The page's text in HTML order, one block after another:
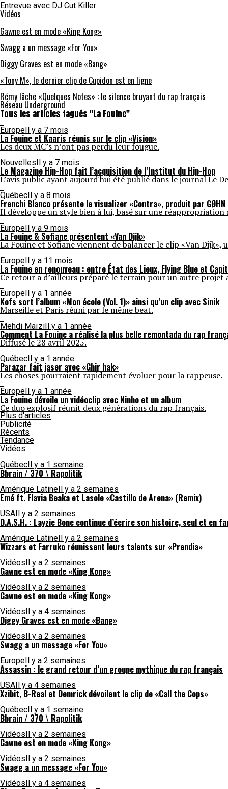
Entrevue avec DJ Cut Killer
Vidéos
Gawne est en mode «King Kong»
Swagg a un message «For You»
Diggy Graves est en mode «Bang»
«Tony M», le dernier clip de Cupidon est en ligne
Rémy lâche «Quelques Notes» : le silence bruyant du rap français
Réseau Underground
Tous les articles tagués "La Fouine"
EuropeIl y a 7 mois
La Fouine et Kaaris réunis sur le clip «Vision»
Les deux MC’s n’ont pas perdu leur fougue.
NouvellesIl y a 7 mois
Le Magazine Hip-Hop fait l’acquisition de l’Institut du Hip-Hop
L’avis public ayant aujourd'hui été publié dans le journal Le
QuébecIl y a 8 mois
Frenchi Blanco présente le visualizer «Contra», produit par GØHN
Il développe un style bien à lui, basé sur une réappropriation
EuropeIl y a 9 mois
La Fouine & Sofiane présentent «Van Dijk»
La Fouine et Sofiane viennent de balancer le clip «Van Dijk»,
EuropeIl y a 11 mois
La Fouine en renouveau : entre État des Lieux, Flying Blue et
Ce retour a d’ailleurs préparé le terrain pour un autre projet
EuropeIl y a 1 année
Kofs sort l’album «Mon école (Vol. 1)» ainsi qu’un clip avec Sinik
Marseille et Paris réuni par le même beat.
Mehdi MaïziIl y a 1 année
Comment La Fouine a réalisé la plus belle remontada du rap
Diffusé le 28 avril 2025.
QuébecIl y a 1 année
Parazar fait jaser avec «Ghir hak»
Les choses pourraient rapidement évoluer pour la rappeuse.
EuropeIl y a 1 année
La Fouine dévoile un vidéoclip avec Ninho et un album
Ce duo explosif réunit deux générations du rap français.
Plus d'articles
Publicité
Récents
Tendance
Vidéos
QuébecIl y a 1 semaine
Bbrain / 370 \ Rapolitik
Amérique LatineIl y a 2 semaines
Emé ft. Flavia Beaka et Lasole «Castillo de Arena» (Remix)
USAIl y a 2 semaines
D.A.S.H. : Layzie Bone continue d’écrire son histoire, seul et en
Amérique LatineIl y a 2 semaines
Wizzars et Farruko réunissent leurs talents sur «Prendia»
VidéosIl y a 2 semaines
Gawne est en mode «King Kong»
VidéosIl y a 2 semaines
Gawne est en mode «King Kong»
VidéosIl y a 4 semaines
Diggy Graves est en mode «Bang»
VidéosIl y a 2 semaines
Swagg a un message «For You»
EuropeIl y a 2 semaines
Assassin : le grand retour d’un groupe mythique du rap français
USAIl y a 4 semaines
Xzibit, B-Real et Demrick dévoilent le clip de «Call the Cops»
QuébecIl y a 1 semaine
Bbrain / 370 \ Rapolitik
VidéosIl y a 2 semaines
Gawne est en mode «King Kong»
VidéosIl y a 2 semaines
Swagg a un message «For You»
VidéosIl y a 4 semaines